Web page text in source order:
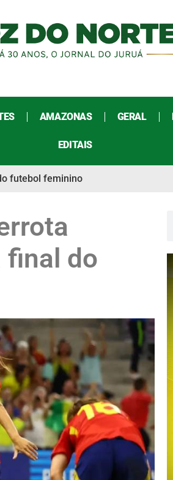
AMAZONAS GERAL
EDITAIS
futebol feminino
final do